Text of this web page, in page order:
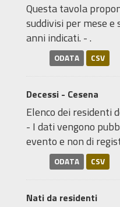
Questa tavola
suddivisi per mese e
anni indicati. - .
ODATA CSV
Decessi - Cesena
Elenco dei residenti
- I dati vengono
evento e non di
ODATA CSV
Nati da residenti